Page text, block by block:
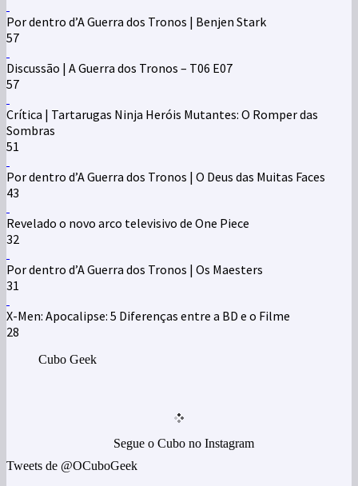
Por dentro d’A Guerra dos Tronos | Benjen Stark
57
Discussão | A Guerra dos Tronos – T06 E07
57
Crítica | Tartarugas Ninja Heróis Mutantes: O Romper das
Sombras
51
Por dentro d’A Guerra dos Tronos | O Deus das Muitas Faces
43
Revelado o novo arco televisivo de One Piece
32
Por dentro d’A Guerra dos Tronos | Os Maesters
31
X-Men: Apocalipse: 5 Diferenças entre a BD e o Filme
28
Cubo Geek
Segue o Cubo no Instagram
Tweets de @OCuboGeek